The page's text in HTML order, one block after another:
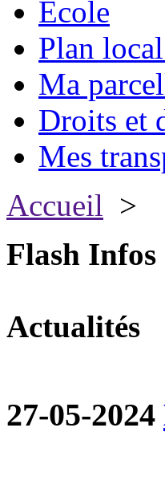
Ecole
Plan
Ma
Droits et
Mes
Accueil >
Flash Infos
Actualités
27-05-2024